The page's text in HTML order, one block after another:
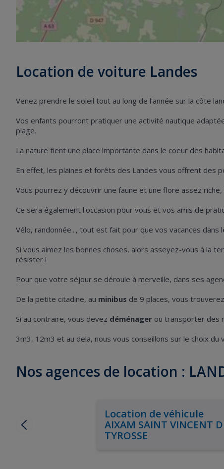
Location de voiture Landes
Venez prendre le soleil tout au long de l'année sur la côte
Vos enfants pourront pratiquer une activité nautique
plage.
La nature tient une place importante dans le coeur des
En effet, les plaines et forêts des Landes vous offrent des
Vous pourrez y découvrir une faune et une flore assez
Ce sera également l'occasion pour vous et vos amis de
Vélo, randonnée..., tout est fait pour que vos vacances dans
Si vous aimez les bonnes choses, alors asseyez-vous à la
résister !
Pour que votre séjour se déroule à merveille, dans ses
De la petite citadine, au minibus de 9 places, vous
Si au contraire, vous devez déménager ou transporter des
3m3, 12m3 et au dela, nous vous conseillons sur le choix du
Nos agences de location :
Location de véhicule
AIXAM SAINT VINCENT
TYROSSE